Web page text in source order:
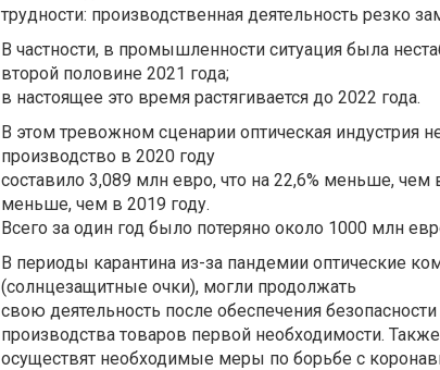
трудности: производственная деятельность резко
В частности, в промышленности ситуация была
второй половине 2021 года;
в настоящее это время растягивается до 2022 года.
В этом тревожном сценарии оптическая индустрия
производство в 2020 году
составило 3,089 млн евро, что на 22,6% меньше, чем
меньше, чем в 2019 году.
Всего за один год было потеряно около 1000 млн
В периоды карантина из-за пандемии оптические
(солнцезащитные очки), могли продолжать
свою деятельность после обеспечения
производства товаров первой необходимости.
осуществят необходимые меры по борьбе с